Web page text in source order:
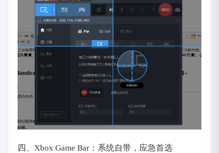
四、Xbox Game Bar：系统自带，应急首选